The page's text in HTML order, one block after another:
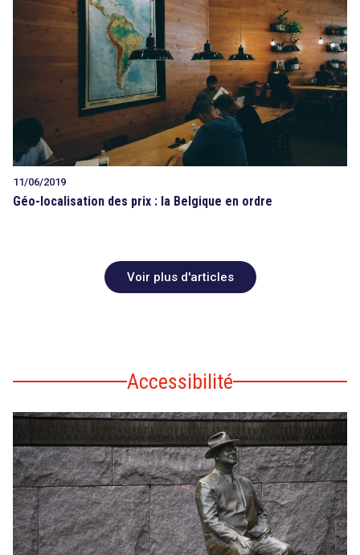
11/06/2019
Géo-localisation des prix : la Belgique en ordre
Voir plus d'articles
Accessibilité